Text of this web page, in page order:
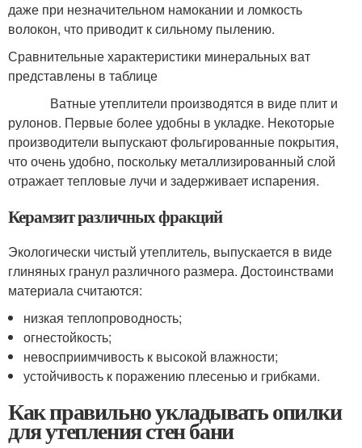
даже при незначительном намокании и ломкость
волокон, что приводит к сильному пылению.
Сравнительные характеристики минеральных ват
представлены в таблице
Ватные утеплители производятся в виде плит и
рулонов. Первые более удобны в укладке. Некоторые
производители выпускают фольгированные покрытия,
что очень удобно, поскольку металлизированный слой
отражает тепловые лучи и задерживает испарения.
Керамзит различных фракций
Экологически чистый утеплитель, выпускается в виде
глиняных гранул различного размера. Достоинствами
материала считаются:
низкая теплопроводность;
огнестойкость;
невосприимчивость к высокой влажности;
устойчивость к поражению плесенью и грибками.
Как правильно укладывать опилки
для утепления стен бани